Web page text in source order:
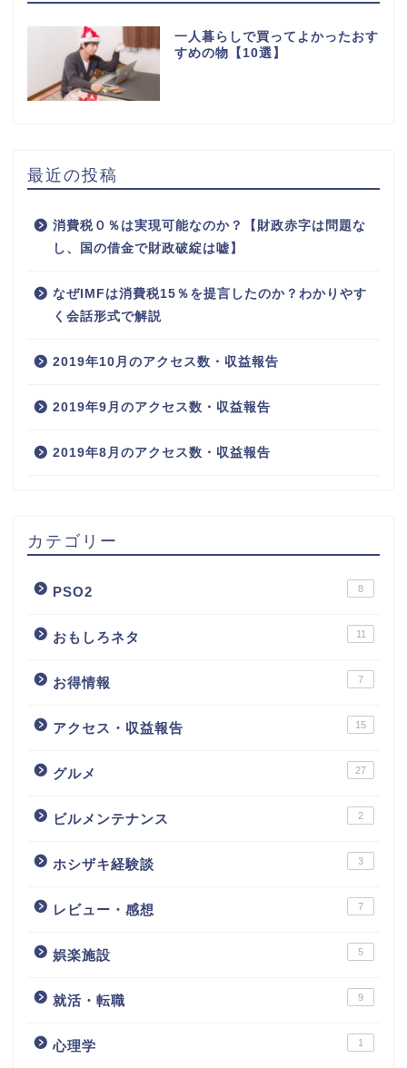
一人暮らしで買ってよかったおす
すめの物【10選】
最近の投稿
消費税０％は実現可能なのか？【財政赤字は問題な
し、国の借金で財政破綻は嘘】
なぜIMFは消費税15％を提言したのか？わかりやす
く会話形式で解説
2019年10月のアクセス数・収益報告
2019年9月のアクセス数・収益報告
2019年8月のアクセス数・収益報告
カテゴリー
PSO2 8
おもしろネタ 11
お得情報 7
アクセス・収益報告 15
グルメ 27
ビルメンテナンス 2
ホシザキ経験談 3
レビュー・感想 7
娯楽施設 5
就活・転職 9
心理学 1